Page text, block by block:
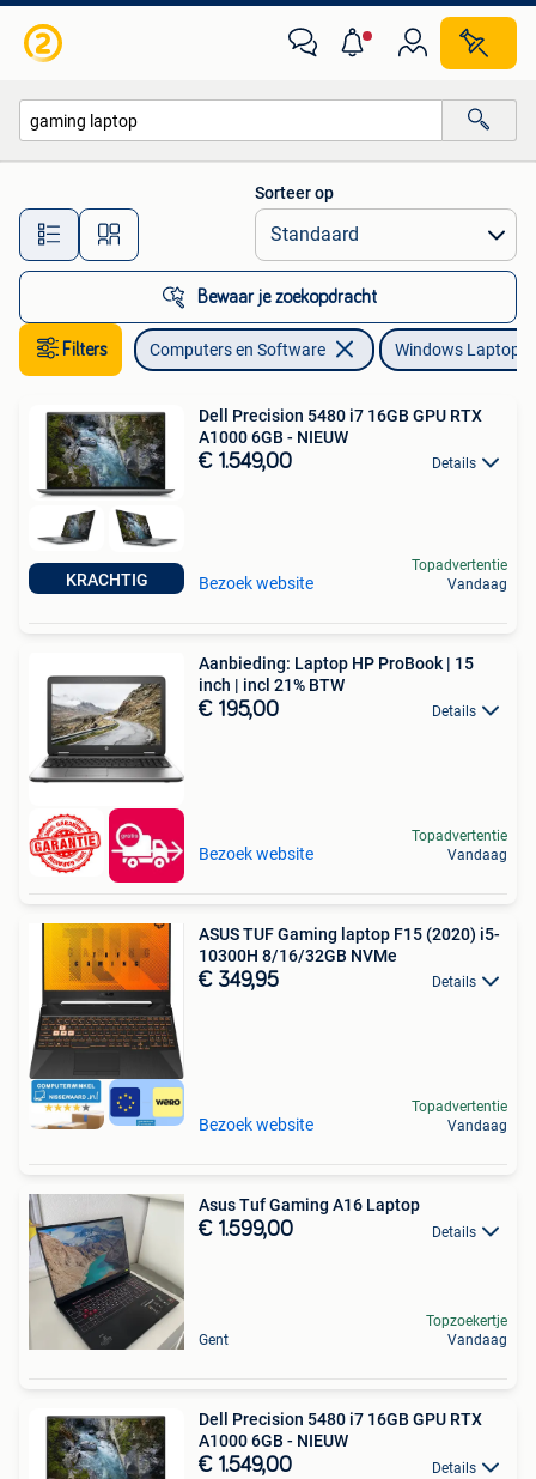
Alle afstanden…
Sorteer op
Bewaar je zoekopdracht
Filters Computers en Software Windows Laptops
KRACHTIG
Dell Precision 5480 i7 16GB GPU RTX
A1000 6GB - NIEUW
€ 1.549,00 Details
Bezoek website
Topadvertentie
Vandaag
Aanbieding: Laptop HP ProBook | 15
inch | incl 21% BTW
€ 195,00 Details
Bezoek website
Topadvertentie
Vandaag
ASUS TUF Gaming laptop F15 (2020) i5-
10300H 8/16/32GB NVMe
€ 349,95 Details
Bezoek website
Topadvertentie
Vandaag
Asus Tuf Gaming A16 Laptop
€ 1.599,00 Details
Gent
Topzoekertje
Vandaag
Dell Precision 5480 i7 16GB GPU RTX
A1000 6GB - NIEUW
€ 1.549,00 Details